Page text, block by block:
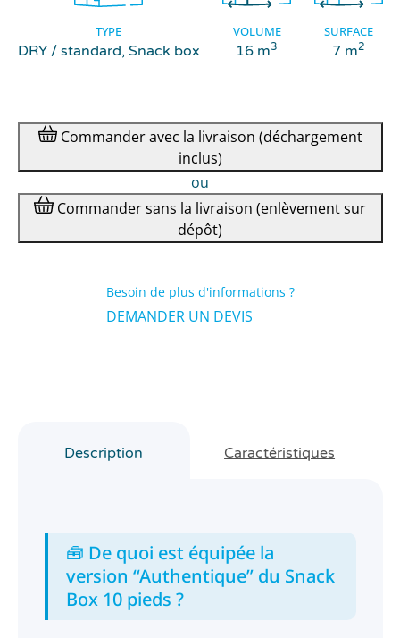
TYPE
DRY / standard, Snack box
VOLUME
16 m3
SURFACE
7 m2
Commanderavec la livraison (déchargement
inclus)
ou
Commandersans la livraison (enlèvement sur
dépôt)
Besoin de plus d'informations ?
DEMANDER UN DEVIS
Description Caractéristiques
🧰 De quoi est équipée la
version “Authentique” du Snack
Box 10 pieds ?